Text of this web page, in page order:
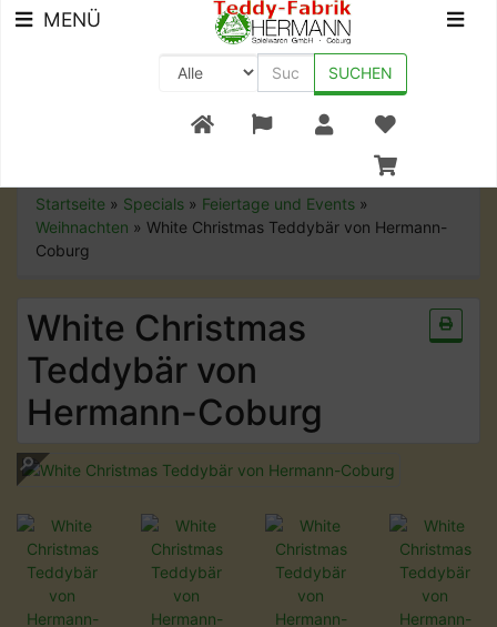
+49 (0) 9561-8590-0
MENÜ
SUCHEN
Startseite » Specials » Feiertage und Events »
Weihnachten » White Christmas Teddybär von Hermann-
Coburg
White Christmas
Teddybär von
Hermann-Coburg